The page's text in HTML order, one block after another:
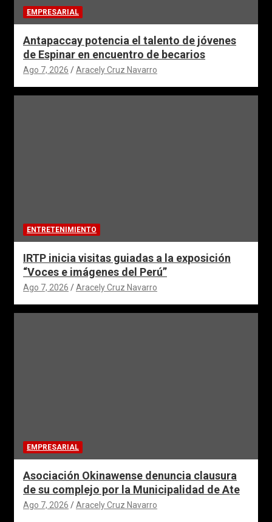
EMPRESARIAL
Antapaccay potencia el talento de jóvenes
de Espinar en encuentro de becarios
Ago 7, 2026 Aracely Cruz Navarro
ENTRETENIMIENTO
IRTP inicia visitas guiadas a la exposición
“Voces e imágenes del Perú”
Ago 7, 2026 Aracely Cruz Navarro
EMPRESARIAL
Asociación Okinawense denuncia clausura
de su complejo por la Municipalidad de Ate
Ago 7, 2026 Aracely Cruz Navarro